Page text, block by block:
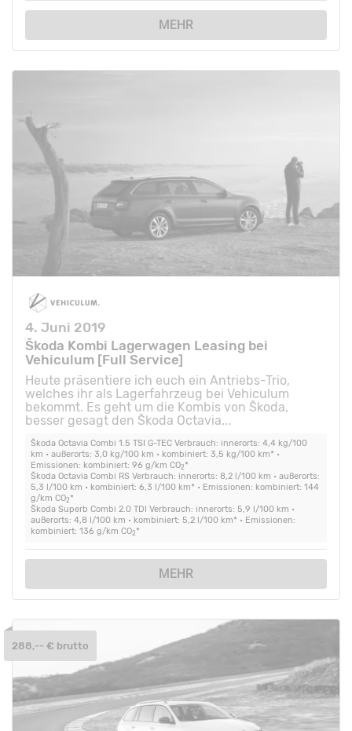
MEHR
4. Juni 2019
Škoda Kombi Lagerwagen Leasing bei
Vehiculum [Full Service]
Heute präsentiere ich euch ein Antriebs-Trio,
welches ihr als Lagerfahrzeug bei Vehiculum
bekommt. Es geht um die Kombis von Škoda,
besser gesagt den Škoda Octavia...
Škoda Octavia Combi 1.5 TSI G-TEC Verbrauch: innerorts: 4,4 kg/100
km • außerorts: 3,0 kg/100 km • kombiniert: 3,5 kg/100 km* •
Emissionen: kombiniert: 96 g/km CO2*
Škoda Octavia Combi RS Verbrauch: innerorts: 8,2 l/100 km • außerorts:
5,3 l/100 km • kombiniert: 6,3 l/100 km* • Emissionen: kombiniert: 144
g/km CO2*
Škoda Superb Combi 2.0 TDI Verbrauch: innerorts: 5,9 l/100 km •
außerorts: 4,8 l/100 km • kombiniert: 5,2 l/100 km* • Emissionen:
kombiniert: 136 g/km CO2*
MEHR
288,-- € brutto